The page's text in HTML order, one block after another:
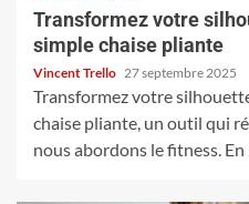
Transformez votre
simple chaise pliante
Vincent Trello 27 septembre 2025
Transformez votre
chaise pliante, un outil qui
nous abordons le fitness. En